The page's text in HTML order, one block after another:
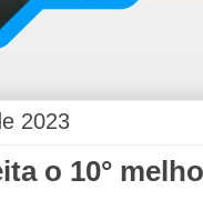
2023
o 10°